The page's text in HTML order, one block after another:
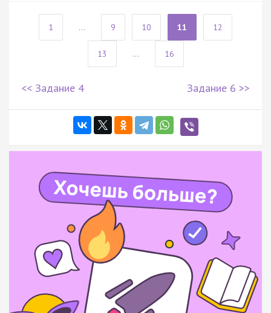
1 ... 9 10 11 12
13 ... 16
<< Задание 4 Задание 6 >>